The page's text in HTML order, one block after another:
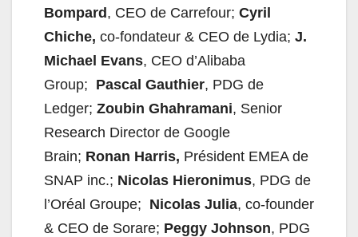
Bompard, CEO de Carrefour; Cyril
Chiche, co-fondateur & CEO de Lydia; J.
Michael Evans, CEO d’Alibaba
Group; Pascal Gauthier, PDG de
Ledger; Zoubin Ghahramani, Senior
Research Director de Google
Brain; Ronan Harris, Président EMEA de
SNAP inc.; Nicolas Hieronimus, PDG de
l’Oréal Groupe; Nicolas Julia, co-founder
& CEO de Sorare; Peggy Johnson, PDG